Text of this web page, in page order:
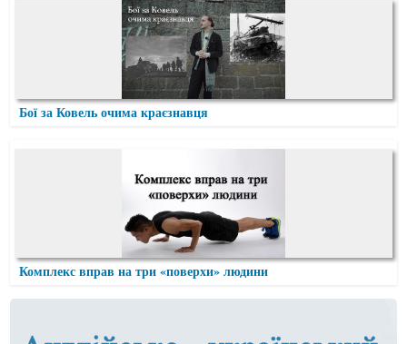
Бої за Ковель очима краєзнавця
Комплекс вправ на три «поверхи» людини